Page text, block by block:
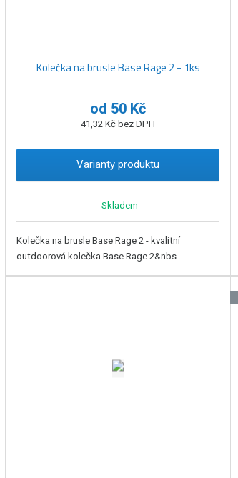
Kolečka na brusle Base Rage 2 - 1ks
od 50 Kč
41,32 Kč bez DPH
Varianty produktu
Skladem
Kolečka na brusle Base Rage 2 - kvalitní
outdoorová kolečka Base Rage 2&nbs...